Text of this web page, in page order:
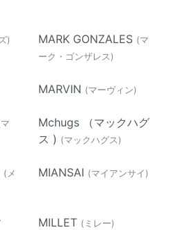
) MARK GONZALES (マ
ーク・ゴンザレス)
MARVIN (マーヴィン)
Mchugs （マックハグ
ス ) (マックハグス)
(メ
MIANSAI (マイアンサイ)
MILLET (ミレー)